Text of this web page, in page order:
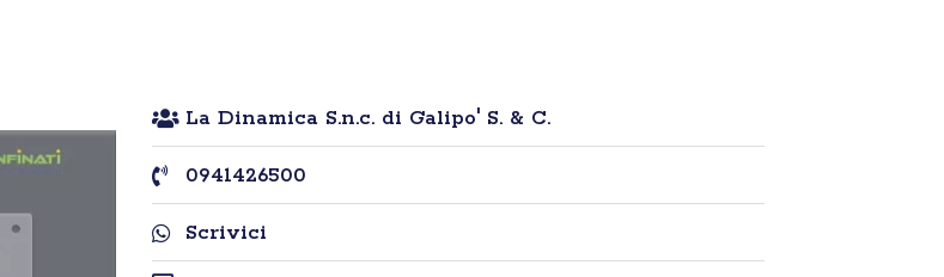
La Dinamica S.n.c. di Galipo' S. & C.
0941426500
Scrivici